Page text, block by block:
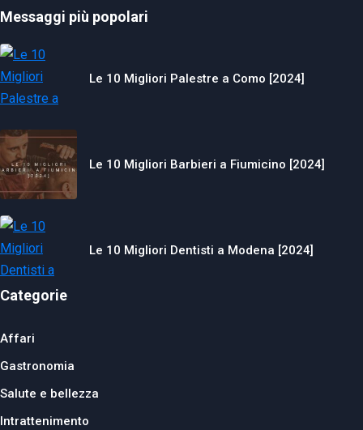
Messaggi più popolari
Le 10 Migliori Palestre a Como [2024]
Le 10 Migliori Barbieri a Fiumicino [2024]
Le 10 Migliori Dentisti a Modena [2024]
Categorie
Affari
Gastronomia
Salute e bellezza
Intrattenimento